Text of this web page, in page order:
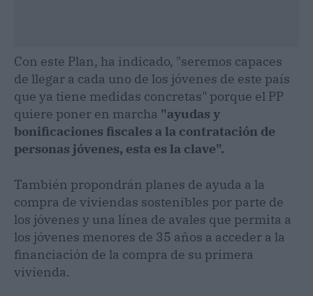
Con este Plan, ha indicado, "seremos capaces
de llegar a cada uno de los jóvenes de este país
que ya tiene medidas concretas" porque el PP
quiere poner en marcha "ayudas y
bonificaciones fiscales a la contratación de
personas jóvenes, esta es la clave".
También propondrán planes de ayuda a la
compra de viviendas sostenibles por parte de
los jóvenes y una línea de avales que permita a
los jóvenes menores de 35 años a acceder a la
financiación de la compra de su primera
vivienda.